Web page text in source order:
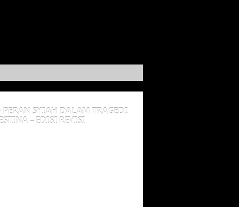
PERAN SYIAH DALAM TRAGEDI
– EDISI REVISI